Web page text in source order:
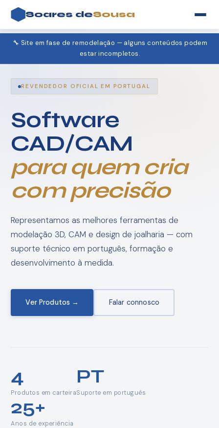
Soares deSousa
REVENDEDOR OFICIAL EM PORTUGAL
Software
CAD/CAM
para quem cria
com precisão
Representamos as melhores ferramentas de
modelação 3D, CAM e design de joalharia — com
suporte técnico em português, formação e
desenvolvimento à medida.
Ver Produtos → Falar connosco
4
Produtos em carteira
PT
Suporte em português
25+
Anos de experiência
ProdutosProjetosFormação
🔧 Site em fase de remodelação — alguns conteúdos podem
estar incompletos.